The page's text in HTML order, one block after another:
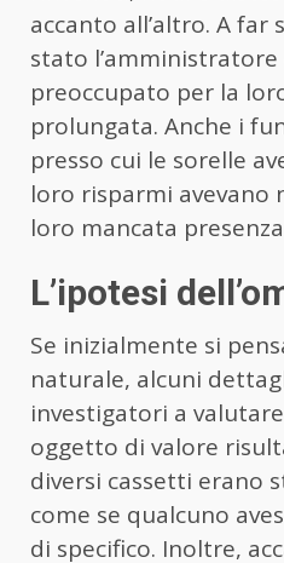
accanto all’altro. A far
stato
preoccupato per la
prolungata. Anche i
presso cui le sorelle
loro risparmi avevano
loro mancata
L’ipotesi
Se inizialmente si
naturale, alcuni
investigatori a
oggetto di valore
diversi cassetti erano
come se qualcuno
di specifico. Inoltre,